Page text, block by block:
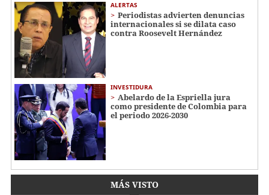
ALERTAS
Periodistas advierten denuncias
internacionales si se dilata caso
contra Roosevelt Hernández
INVESTIDURA
Abelardo de la Espriella jura
como presidente de Colombia para
el periodo 2026-2030
MÁS VISTO